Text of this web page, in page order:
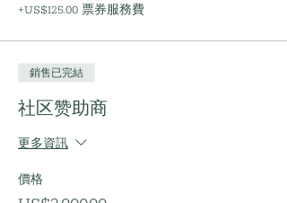
+US$125.00 票券服務費
銷售已完結
社区赞助商
更多資訊
價格